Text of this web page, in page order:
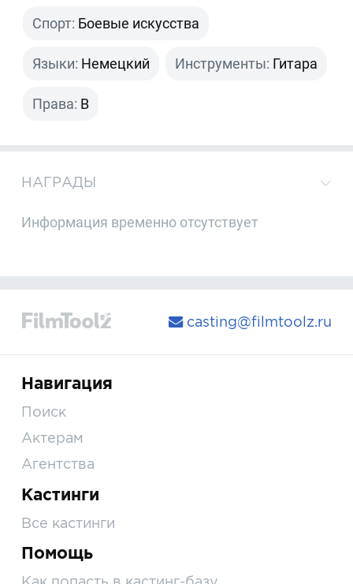
Спорт: Боевые искусства
Языки: Немецкий Инструменты: Гитара
Права: B
НАГРАДЫ
Информация временно отсутствует
casting@filmtoolz.ru
Навигация
Поиск
Актерам
Агентства
Кастинги
Все кастинги
Помощь